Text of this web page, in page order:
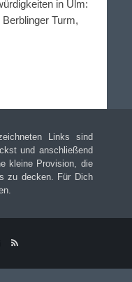
in Ulm:
Turm,
Links sind
und anschließend
kleine Provision, die
zu decken. Für Dich